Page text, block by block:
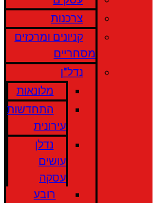
צרכנות
קניונים ומרכזים
מסחריים
נדל"ן
מלונאות
התחדשות
עירונית
נדלן
עושים
עסקה
רובע